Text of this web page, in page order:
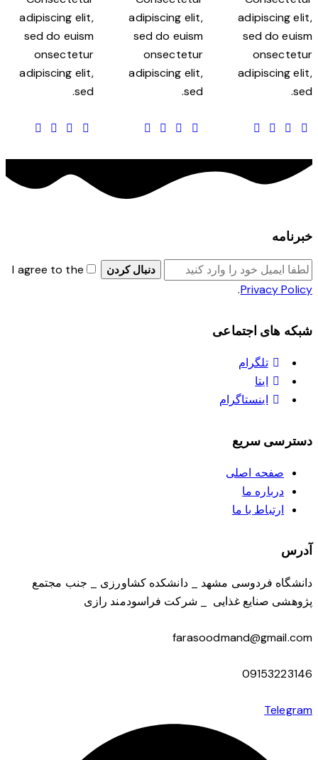
adipiscing elit,
sed do euism
onsectetur
adipiscing elit,
sed.
adipiscing elit,
sed do euism
onsectetur
adipiscing elit,
sed.
adipiscing elit,
sed do euism
onsectetur
adipiscing elit,
sed.
خبرنامه
دنبال کردن
I agree to the
Privacy Policy
.
شبکه های اجتماعی
تلگرام
ایتا
اینستاگرام
دسترسی سریع
صفحه اصلی
درباره ما
ارتباط با ما
آدرس
دانشگاه فردوسی مشهد _ دانشکده کشاورزی _ جنب مجتمع
پژوهشی صنایع غذایی _ شرکت فراسودمند رازی
farasoodmand@gmail.com
09153223146
Telegram